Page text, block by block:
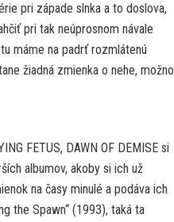
pri západe slnka a to doslova,
pri tak neúprosnom návale
máme na padrť rozmlátenú
žiadná zmienka o nehe, možno
FETUS, DAWN OF DEMISE si
albumov, akoby si ich už
na časy minulé a podáva ich
the Spawn“ (1993), taká ta